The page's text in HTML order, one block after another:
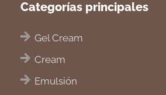
Categorías principales
Gel Cream
Cream
Emulsión